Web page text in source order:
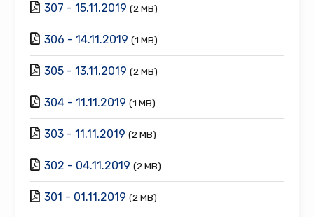
307 - 15.11.2019 (2 MB)
306 - 14.11.2019 (1 MB)
305 - 13.11.2019 (2 MB)
304 - 11.11.2019 (1 MB)
303 - 11.11.2019 (2 MB)
302 - 04.11.2019 (2 MB)
301 - 01.11.2019 (2 MB)